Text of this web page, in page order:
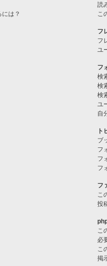
は？
読
こ
フ
フ
ユ
フ
検
検
検
ユ
自
ト
ブ
フ
フ
フ
フ
こ
投
こ
必
こ
掲